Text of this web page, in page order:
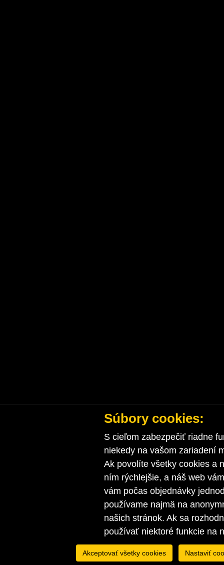
Súbory cookies:
S cieľom zabezpečiť riadne
niekedy na vašom zariadení
Ak povolíte všetky cookies a
ním rýchlejšie, a náš web
vám počas objednávky
používame najmä na
našich stránok. Ak sa
používať niektoré funkcie na
Akceptovať všetky cookies Nastaviť